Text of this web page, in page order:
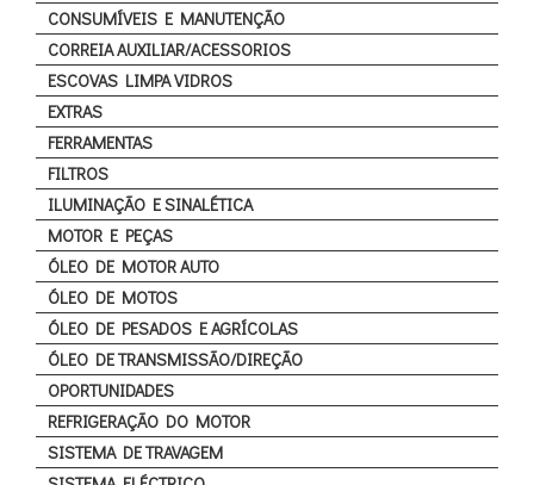
CONSUMÍVEIS E MANUTENÇÃO
CORREIA AUXILIAR/ACESSORIOS
ESCOVAS LIMPA VIDROS
EXTRAS
FERRAMENTAS
FILTROS
ILUMINAÇÃO E SINALÉTICA
MOTOR E PEÇAS
ÓLEO DE MOTOR AUTO
ÓLEO DE MOTOS
ÓLEO DE PESADOS E AGRÍCOLAS
ÓLEO DE TRANSMISSÃO/DIREÇÃO
OPORTUNIDADES
REFRIGERAÇÃO DO MOTOR
SISTEMA DE TRAVAGEM